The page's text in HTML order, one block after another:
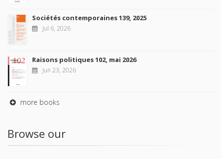
Sociétés contemporaines 139, 2025
Jul 6, 2026
Raisons politiques 102, mai 2026
Jun 23, 2026
more books
Browse our